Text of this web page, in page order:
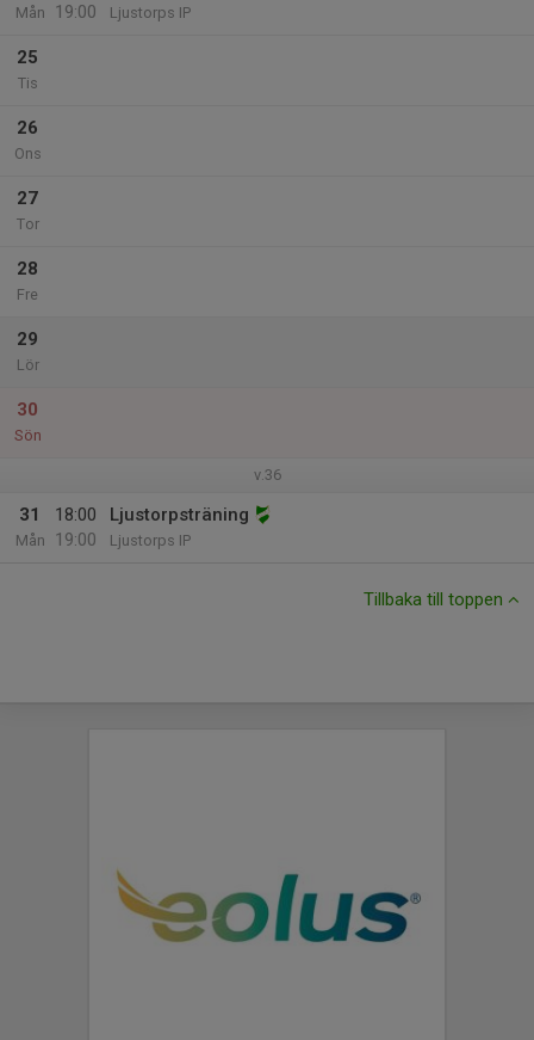
Mån
19:00
Ljustorps IP
25
Tis
26
Ons
27
Tor
28
Fre
29
Lör
30
Sön
v.36
31
Mån
18:00
19:00
Ljustorpsträning
Ljustorps IP
Tillbaka till toppen